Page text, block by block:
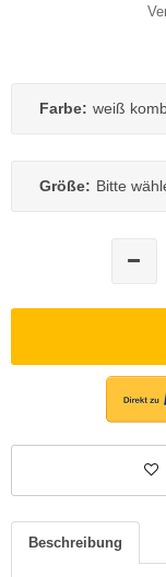
Farbe: weiß
Größe: Bitte
Beschreibung